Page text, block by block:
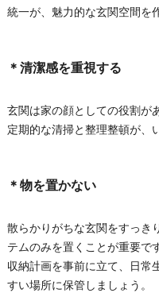
統一が、魅力的な玄関空間を
＊清潔感を重視する
玄関は家の顔としての役割が
定期的な清掃と整理整頓が、
＊物を置かない
散らかりがちな玄関をすっき
テムのみを置くことが重要で
収納計画を事前に立て、日常
すい場所に保管しましょう。